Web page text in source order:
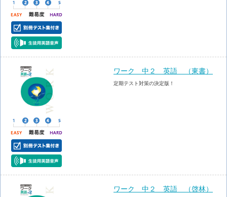
ワーク 中２ 英語 （東書）
定期テスト対策の決定版！
ワーク 中２ 英語 （啓林）